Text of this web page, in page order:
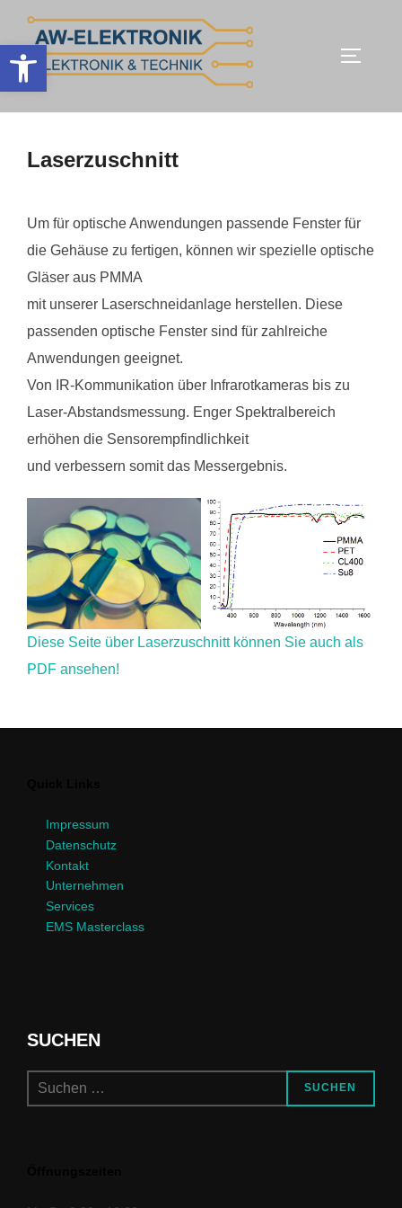
Werkzeugleiste öffnen
springen
Laserzuschnitt
Um für optische Anwendungen passende Fenster für
die Gehäuse zu fertigen, können wir spezielle optische
Gläser aus PMMA
mit unserer Laserschneidanlage herstellen. Diese
passenden optische Fenster sind für zahlreiche
Anwendungen geeignet.
Von IR-Kommunikation über Infrarotkameras bis zu
Laser-Abstandsmessung. Enger Spektralbereich
erhöhen die Sensorempfindlichkeit
und verbessern somit das Messergebnis.
Diese Seite über Laserzuschnitt können Sie auch als
PDF ansehen!
Impressum
Datenschutz
Kontakt
Unternehmen
Services
EMS Masterclass
SUCHEN
Suchen
SUCHEN